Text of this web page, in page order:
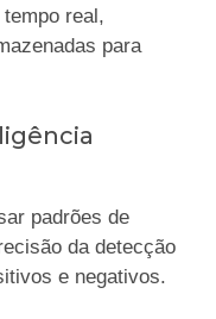
tempo real,
para
padrões de
da detecção
e negativos.